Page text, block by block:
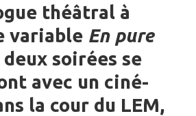
théâtral à
variable En pure
deux soirées se
avec un ciné-
la cour du LEM,